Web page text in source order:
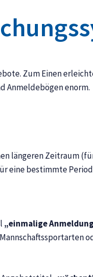
Zum Einen
Anmeldebögen enorm.
längeren Zeitraum
eine bestimmte
„einmalige